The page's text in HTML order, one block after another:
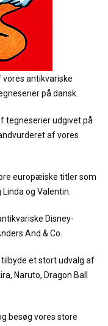
vores antikvariske
på dansk.
tegneserier udgivet på
af vores
europæiske titler som
og Valentin.
Disney-
And & Co.
tilbyde et stort udvalg af
Naruto, Dragon Ball
besøg vores store